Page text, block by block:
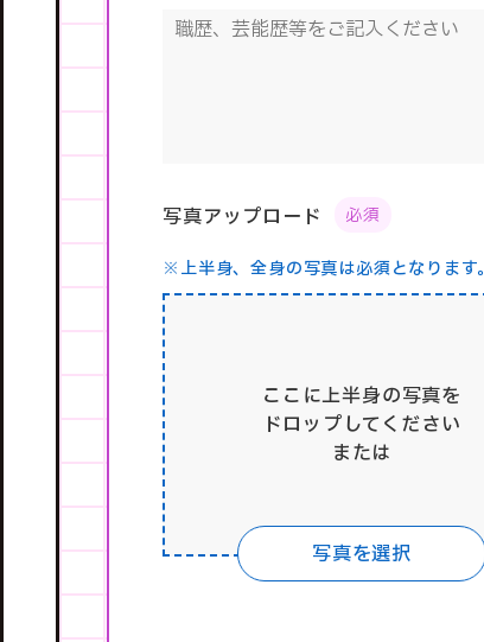
写真アップロード
※上半身、全身の写真は必須となります。
ここに上半身の写真を
ドロップしてください
または
写真を選択